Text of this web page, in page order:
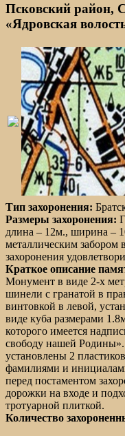
Псковский район,
«Ядровская
Тип захоронения:
Размеры захоронения:
длина – 12м., ширина –
металлическим забором
захоронения
Краткое описание
Монумент в виде 2-х
шинели с гранатой в
винтовкой в левой,
виде куба размерами
которого имеется
свободу нашей
установлены 2
фамилиями и
перед постаментом
дорожки на входе и
тротуарной плиткой.
Количество